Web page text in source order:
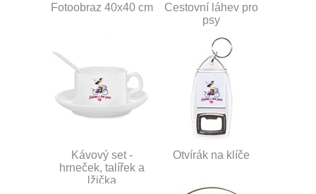
Fotoobraz 40x40 cm
Cestovní láhev pro
psy
Kávový set -
hrneček, talířek a
lžička
Otvírák na klíče